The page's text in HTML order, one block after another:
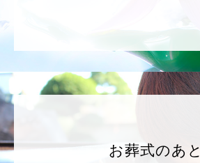
お葬式のあと